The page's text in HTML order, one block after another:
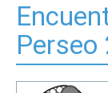
Perseo